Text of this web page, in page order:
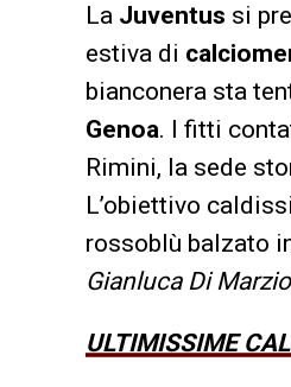
La Juventus si
estiva di
bianconera sta
Genoa. I fitti
Rimini, la sede
L’obiettivo
rossoblù balzato
Gianluca Di Marzio
ULTIMISSIME